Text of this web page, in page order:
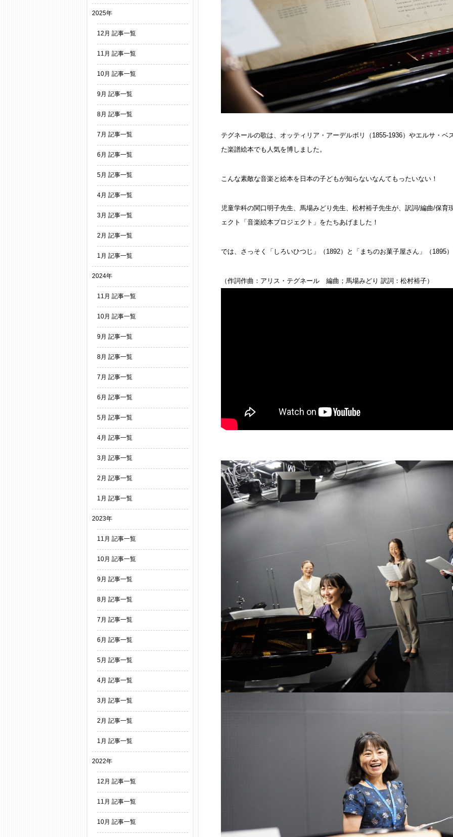
2025年
12月 記事一覧
11月 記事一覧
10月 記事一覧
9月 記事一覧
8月 記事一覧
7月 記事一覧
6月 記事一覧
5月 記事一覧
4月 記事一覧
3月 記事一覧
2月 記事一覧
1月 記事一覧
2024年
11月 記事一覧
10月 記事一覧
9月 記事一覧
8月 記事一覧
7月 記事一覧
6月 記事一覧
5月 記事一覧
4月 記事一覧
3月 記事一覧
2月 記事一覧
1月 記事一覧
2023年
11月 記事一覧
10月 記事一覧
9月 記事一覧
8月 記事一覧
7月 記事一覧
6月 記事一覧
5月 記事一覧
4月 記事一覧
3月 記事一覧
2月 記事一覧
1月 記事一覧
2022年
12月 記事一覧
11月 記事一覧
10月 記事一覧
テグネールの歌は、オッティリア・アーデルボリ（1855-1936）やエルサ・ベ
た楽譜絵本でも人気を博しました。
こんな素敵な音楽と絵本を日本の子どもが知らないなんてもったいない！
児童学科の関口明子先生、馬場みどり先生、松村裕子先生が、訳詞/編曲/保育
ェクト「音楽絵本プロジェクト」をたちあげました！
では、さっそく「しろいひつじ」（1892）と「まちのお菓子屋さん」（1895
（作詞作曲：アリス・テグネール 編曲；馬場みどり 訳詞：松村裕子）